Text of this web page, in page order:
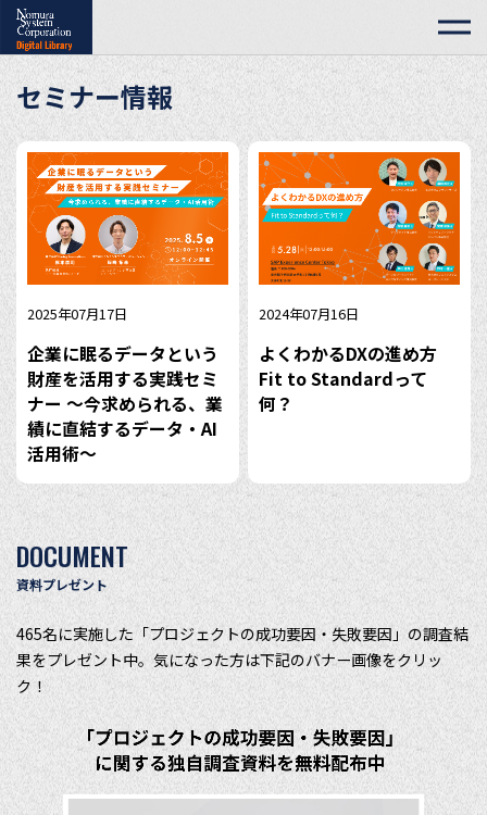
セミナー情報
2025年07月17日
企業に眠るデータという
財産を活用する実践セミ
ナー 〜今求められる、業
績に直結するデータ・AI
活用術〜
2024年07月16日
よくわかるDXの進め方
Fit to Standardって
何？
DOCUMENT
資料プレゼント
465名に実施した「プロジェクトの成功要因・失敗要因」の調査結
果をプレゼント中。気になった方は下記のバナー画像をクリッ
ク！